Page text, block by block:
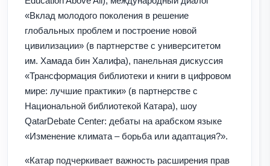
«Вклад молодого поколения в решение
глобальных проблем и построение новой
цивилизации» (в партнерстве с университетом
им. Хамада бин Халифа), панельная дискуссия
«Трансформация библиотеки и книги в цифровом
мире: лучшие практики» (в партнерстве с
Национальной библиотекой Катара), шоу
QatarDebate Center: дебаты на арабском языке
«Изменение климата – борьба или адаптация?».
«Катар подчеркивает важность расширения прав